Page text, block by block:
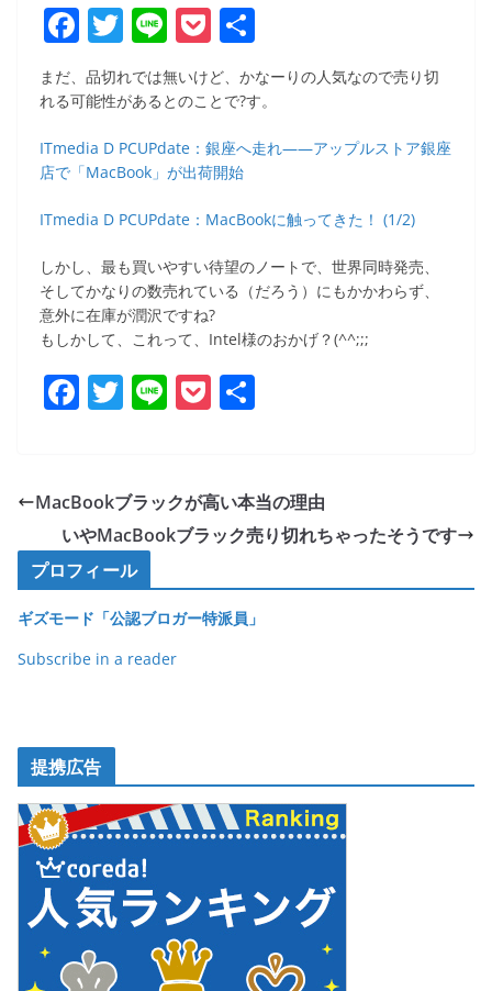
F
a
c
e
b
o
o
k
T
w
itt
er
Li
n
e
P
o
ck
et
有
まだ、品切れでは無いけど、かなーりの人気なので売り切
れる可能性があるとのことで?す。
ITmedia D PCUPdate：銀座へ走れ――アップルストア銀座
店で「MacBook」が出荷開始
ITmedia D PCUPdate：MacBookに触ってきた！ (1/2)
しかし、最も買いやすい待望のノートで、世界同時発売、
そしてかなりの数売れている（だろう）にもかかわらず、
意外に在庫が潤沢ですね?
もしかして、これって、Intel様のおかげ？(^^;;;
F
e
b
o
o
k
T
er
Li P
et
MacBookブラックが高い本当の理由
いやMacBookブラック売り切れちゃったそうです
プロフィール
ギズモード「公認ブロガー特派員」
Subscribe in a reader
提携広告